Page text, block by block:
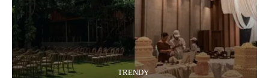
TRENDY